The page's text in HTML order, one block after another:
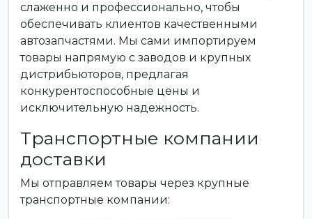
слаженно и профессионально, чтобы
обеспечивать клиентов качественными
автозапчастями. Мы сами импортируем
товары напрямую с заводов и крупных
дистрибьюторов, предлагая
конкурентоспособные цены и
исключительную надежность.
Транспортные компании
доставки
Мы отправляем товары через крупные
транспортные компании: